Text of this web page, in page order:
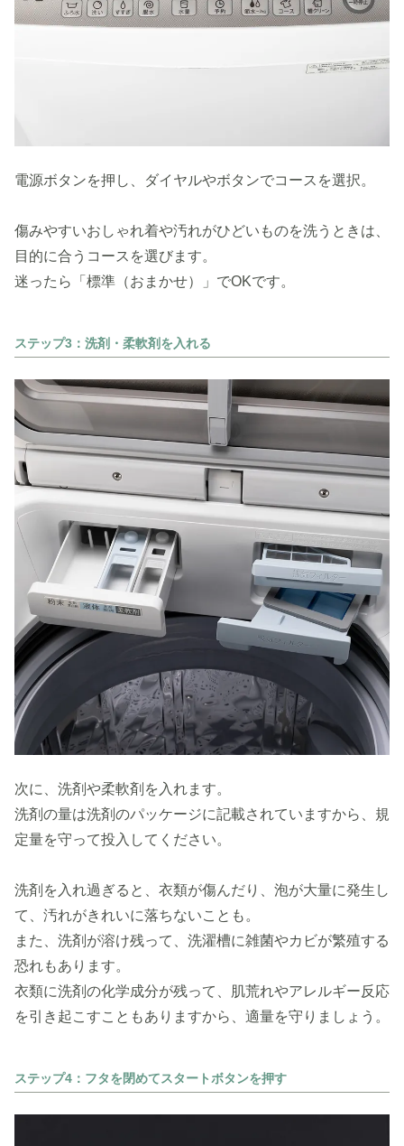
電源ボタンを押し、ダイヤルやボタンでコースを選択。
傷みやすいおしゃれ着や汚れがひどいものを洗うときは、
目的に合うコースを選びます。
迷ったら「標準（おまかせ）」でOKです。
ステップ3：洗剤・柔軟剤を入れる
次に、洗剤や柔軟剤を入れます。
洗剤の量は洗剤のパッケージに記載されていますから、規
定量を守って投入してください。
洗剤を入れ過ぎると、衣類が傷んだり、泡が大量に発生し
て、汚れがきれいに落ちないことも。
また、洗剤が溶け残って、洗濯槽に雑菌やカビが繁殖する
恐れもあります。
衣類に洗剤の化学成分が残って、肌荒れやアレルギー反応
を引き起こすこともありますから、適量を守りましょう。
ステップ4：フタを閉めてスタートボタンを押す